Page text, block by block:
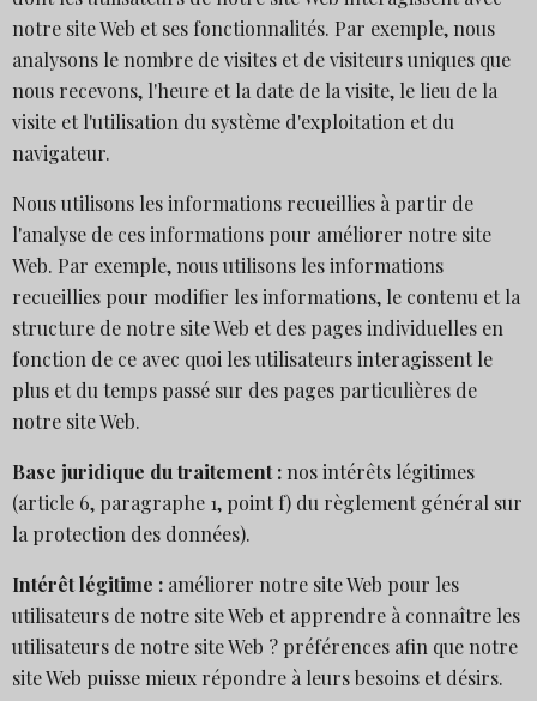
notre site Web et ses fonctionnalités. Par exemple, nous
analysons le nombre de visites et de visiteurs uniques que
nous recevons, l'heure et la date de la visite, le lieu de la
visite et l'utilisation du système d'exploitation et du
navigateur.
Nous utilisons les informations recueillies à partir de
l'analyse de ces informations pour améliorer notre site
Web. Par exemple, nous utilisons les informations
recueillies pour modifier les informations, le contenu et la
structure de notre site Web et des pages individuelles en
fonction de ce avec quoi les utilisateurs interagissent le
plus et du temps passé sur des pages particulières de
notre site Web.
Base juridique du traitement : nos intérêts légitimes
(article 6, paragraphe 1, point f) du règlement général sur
la protection des données).
Intérêt légitime : améliorer notre site Web pour les
utilisateurs de notre site Web et apprendre à connaître les
utilisateurs de notre site Web ? préférences afin que notre
site Web puisse mieux répondre à leurs besoins et désirs.